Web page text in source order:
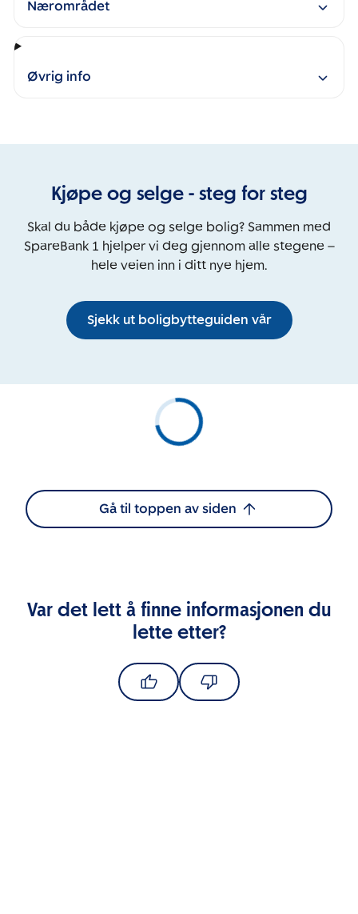
Nærområdet
Øvrig info
Kjøpe og selge - steg for steg
Skal du både kjøpe og selge bolig? Sammen med
SpareBank 1 hjelper vi deg gjennom alle stegene –
hele veien inn i ditt nye hjem.
Sjekk ut boligbytteguiden vår
Gå til toppen av siden
Var det lett å finne informasjonen du
lette etter?